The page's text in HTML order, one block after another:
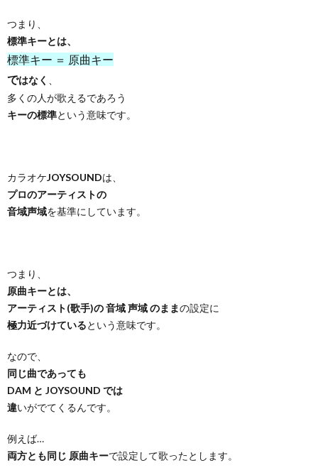
つまり、
標準キーとは、
標準キー ＝ 原曲キー
ではなく
多くの人が歌えるであろう
キーの標準という意味です。
カラオケJOYSOUNDは、
プロのアーティストの
音域声域を基準にしています。
つまり、
原曲キーとは、
アーティスト(歌手)の 音域 声域 のままの設定に
極力近づけているという意味です。
なので、
同じ曲であっても
DAM と JOYSOUND では
違いがでてくるんです。
例えば…
両方とも同じ 原曲キーで設定して歌ったとします。